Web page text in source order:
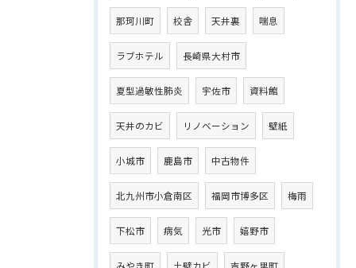
那珂川町 校舎 天井裏 喘息
ラブホテル 長崎県大村市
夏型過敏性肺炎 宇佐市 資料館
天井のカビ リノベーション 壁紙
小城市 鹿島市 中古物件
北九州市小倉南区 福岡市博多区 梅雨
下松市 病気 光市 嬉野市